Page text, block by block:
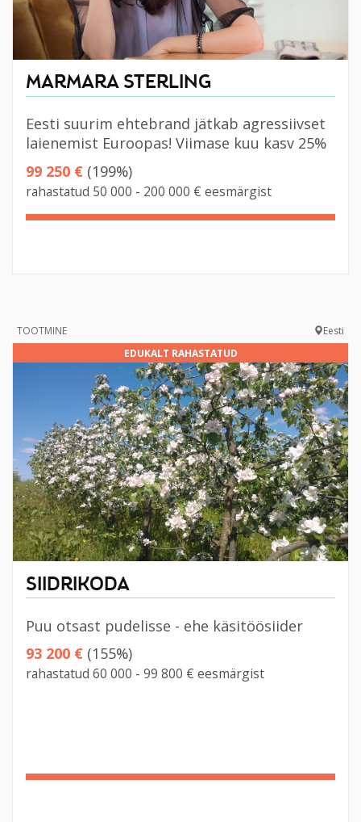
MARMARA STERLING
Eesti suurim ehtebrand jätkab agressiivset
laienemist Euroopas! Viimase kuu kasv 25%
99 250 € (199%)
rahastatud 50 000 - 200 000 € eesmärgist
199%
TOOTMINE
Eesti
EDUKALT RAHASTATUD
SIIDRIKODA
Puu otsast pudelisse - ehe käsitöösiider
93 200 € (155%)
rahastatud 60 000 - 99 800 € eesmärgist
155%